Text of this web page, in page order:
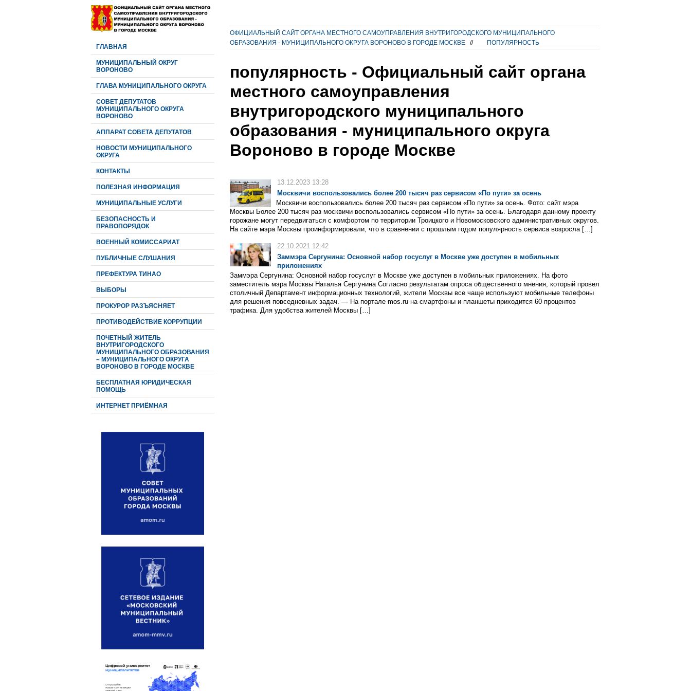
ГЛАВНАЯ
МУНИЦИПАЛЬНЫЙ ОКРУГ
ВОРОНОВО
ГЛАВА МУНИЦИПАЛЬНОГО ОКРУГА
CОВЕТ ДЕПУТАТОВ
МУНИЦИПАЛЬНОГО ОКРУГА
ВОРОНОВО
АППАРАТ СОВЕТА ДЕПУТАТОВ
НОВОСТИ МУНИЦИПАЛЬНОГО
ОКРУГА
КОНТАКТЫ
ПОЛЕЗНАЯ ИНФОРМАЦИЯ
МУНИЦИПАЛЬНЫЕ УСЛУГИ
БЕЗОПАСНОСТЬ И
ПРАВОПОРЯДОК
ВОЕННЫЙ КОМИССАРИАТ
ПУБЛИЧНЫЕ СЛУШАНИЯ
ПРЕФЕКТУРА ТИНАО
ВЫБОРЫ
ПРОКУРОР РАЗЪЯСНЯЕТ
ПРОТИВОДЕЙСТВИЕ КОРРУПЦИИ
ПОЧЕТНЫЙ ЖИТЕЛЬ
ВНУТРИГОРОДСКОГО
МУНИЦИПАЛЬНОГО ОБРАЗОВАНИЯ
– МУНИЦИПАЛЬНОГО ОКРУГА
ВОРОНОВО В ГОРОДЕ МОСКВЕ
БЕСПЛАТНАЯ ЮРИДИЧЕСКАЯ
ПОМОЩЬ
ИНТЕРНЕТ ПРИЁМНАЯ
ОФИЦИАЛЬНЫЙ САЙТ ОРГАНА МЕСТНОГО САМОУПРАВЛЕНИЯ ВНУТРИГОРОДСКОГО МУНИЦИПАЛЬНОГО
ОБРАЗОВАНИЯ - МУНИЦИПАЛЬНОГО ОКРУГА ВОРОНОВО В ГОРОДЕ МОСКВЕ
// ПОПУЛЯРНОСТЬ
популярность - Официальный сайт органа
местного самоуправления
внутригородского муниципального
образования - муниципального округа
Вороново в городе Москве
13.12.2023 13:28
Москвичи воспользовались более 200 тысяч раз сервисом «По пути» за осень
Москвичи воспользовались более 200 тысяч раз сервисом «По пути» за осень. Фото: сайт мэра
Москвы Более 200 тысяч раз москвичи воспользовались сервисом «По пути» за осень. Благодаря данному проекту
горожане могут передвигаться с комфортом по территории Троицкого и Новомосковского административных округов.
На сайте мэра Москвы проинформировали, что в сравнении с прошлым годом популярность сервиса возросла […]
22.10.2021 12:42
Заммэра Сергунина: Основной набор госуслуг в Москве уже доступен в мобильных
приложениях
Заммэра Сергунина: Основной набор госуслуг в Москве уже доступен в мобильных приложениях. На фото
заместитель мэра Москвы Наталья Сергунина Согласно результатам опроса общественного мнения, который провел
столичный Департамент информационных технологий, жители Москвы все чаще используют мобильные телефоны
для решения повседневных задач. — На портале mos.ru на смартфоны и планшеты приходится 60 процентов
трафика. Для удобства жителей Москвы […]